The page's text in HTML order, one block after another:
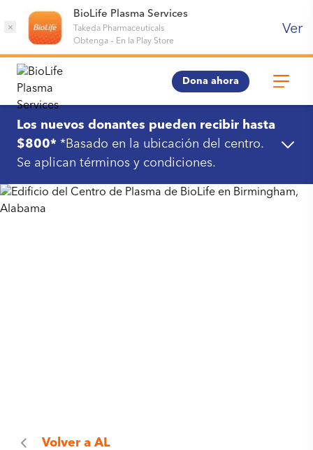
×
BioLife Plasma Services
Takeda Pharmaceuticals
Obtenga– En la Play Store
Ver
Dona ahora
Los nuevos donantes pueden recibir hasta
$800* *Basado en la ubicación del centro.
Se aplican términos y condiciones.
Volver a AL